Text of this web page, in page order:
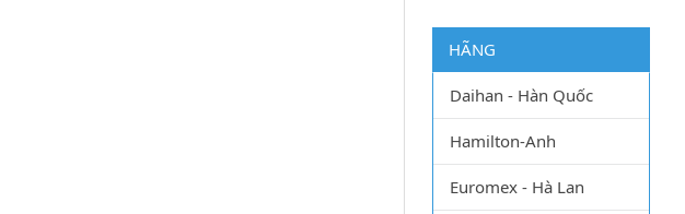
HÃNG
Daihan - Hàn Quốc
Hamilton-Anh
Euromex - Hà Lan